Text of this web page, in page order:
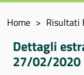
Home Risultati
Dettagli
27/02/2020